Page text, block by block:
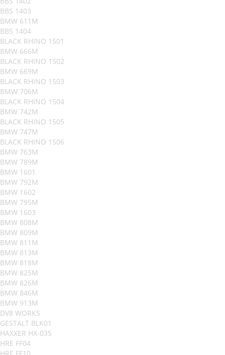
BBS 1403
BMW 611M
BBS 1404
BLACK RHINO 1501
BMW 666M
BLACK RHINO 1502
BMW 669M
BLACK RHINO 1503
BMW 706M
BLACK RHINO 1504
BMW 742M
BLACK RHINO 1505
BMW 747M
BLACK RHINO 1506
BMW 763M
BMW 789M
BMW 1601
BMW 792M
BMW 1602
BMW 795M
BMW 1603
BMW 808M
BMW 809M
BMW 811M
BMW 813M
BMW 818M
BMW 825M
BMW 826M
BMW 846M
BMW 913M
DV8 WORKS
GESTALT BLK01
HAXXER HX-035
HRE FF04